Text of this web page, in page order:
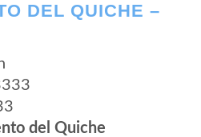
DEL QUICHE –
del Quiche